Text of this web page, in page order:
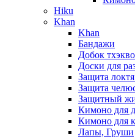
Hiku
Khan
Khan
Бандажи
Добок
Доски для
Защита
Защита
Защитный
Кимоно для
Кимоно для
Лапы, Груши